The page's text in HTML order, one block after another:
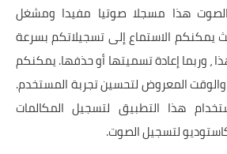
هذا مسجلا صوتيا مفيدا ومشغل
يمكنكم الاستماع إلى تسجيلاتكم بسرعة
، وربما إعادة تسميتها أو حذفها. يمكنكم
المعروض لتحسين تجربة المستخدم.
هذا التطبيق لتسجيل المكالمات
لتسجيل الصوت.